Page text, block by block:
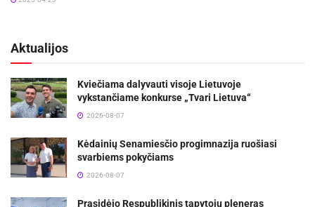
Aktualijos
Kviečiama dalyvauti visoje Lietuvoje
vykstančiame konkurse „Tvari Lietuva“
2026-08-07
Kėdainių Senamiesčio progimnazija ruošiasi
svarbiems pokyčiams
2026-08-07
Prasidėjo Respublikinis tapytojų pleneras